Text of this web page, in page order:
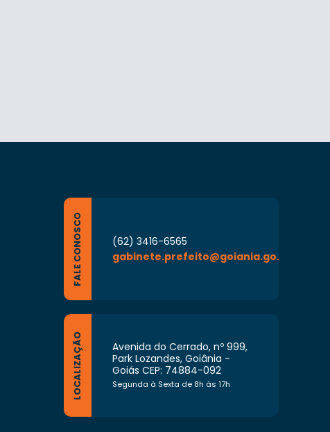
FALE CONOSCO
(62) 3416-6565
gabinete.prefeito@goiania.go.gov.br
LOCALIZAÇÃO
Avenida do Cerrado, nº 999,
Park Lozandes, Goiânia -
Goiás CEP: 74884-092
Segunda à Sexta de 8h às 17h